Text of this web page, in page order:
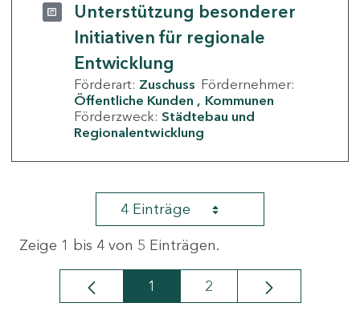
Unterstützung besonderer
Initiativen für regionale
Entwicklung
Förderart: Zuschuss Fördernehmer:
Öffentliche Kunden
Kommunen
Förderzweck: Städtebau und
Regionalentwicklung
4 Einträge
Zeige 1 bis 4 von 5 Einträgen.
Seite
1 Seite
2